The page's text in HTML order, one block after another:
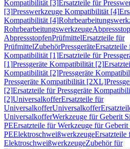
Kompatibilität [3]Ersatzteile für
[3]Presswerkzeuge Kompatibilität [4]
Kompatibilität [4]
Rohrbearbeitungswerkzeuge
AbpressstopfenPrüfmittelErsatzteile für
PrüfmittelZubehörPressgeräteErsatzteile
Kompatibilität [1]Ersatzteile für
[1]Pressgeräte Kompatibilität [2]
Kompatibilität [2]Pressgeräte
Pressgeräte Kompatibilität [2XL]
[2]Ersatzteile für Pressgeräte
[2]UniversalkofferErsatzteile für
UniversalkofferUniversalkoffer
UniversalkofferWerkzeuge für Geberit
PEErsatzteile für Werkzeuge für
PEElektroschweißwerkzeugeErsatzteile
ElektroschweißwerkzeugeZubehör für